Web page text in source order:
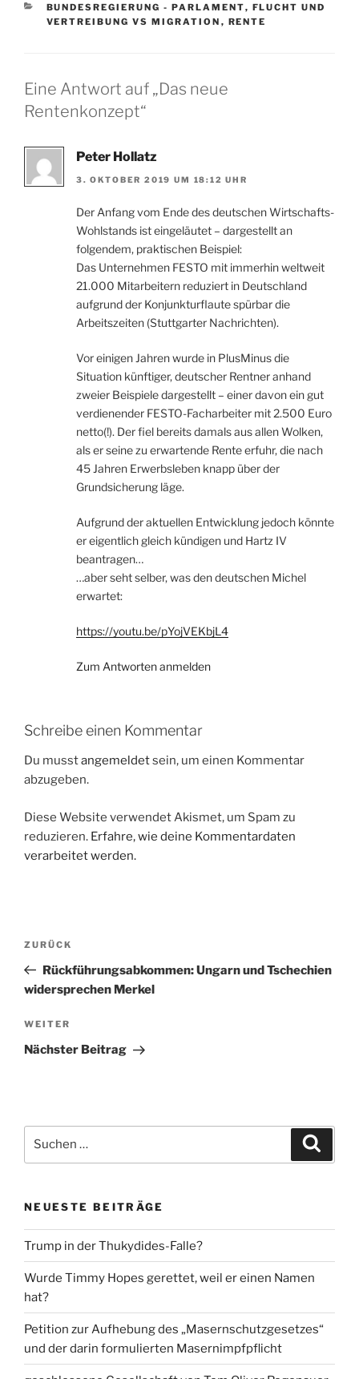
KATEGORIEN
BUNDESREGIERUNG - PARLAMENT, FLUCHT UND
VERTREIBUNG VS MIGRATION , RENTE
Eine Antwort auf „Das neue
Rentenkonzept“
Peter Hollatz
3. OKTOBER 2019 UM 18:12 UHR
Der Anfang vom Ende des deutschen Wirtschafts-
Wohlstands ist eingeläutet – dargestellt an
folgendem, praktischen Beispiel:
Das Unternehmen FESTO mit immerhin weltweit
21.000 Mitarbeitern reduziert in Deutschland
aufgrund der Konjunkturflaute spürbar die
Arbeitszeiten (Stuttgarter Nachrichten).
Vor einigen Jahren wurde in PlusMinus die
Situation künftiger, deutscher Rentner anhand
zweier Beispiele dargestellt – einer davon ein gut
verdienender FESTO-Facharbeiter mit 2.500 Euro
netto(!). Der fiel bereits damals aus allen Wolken,
als er seine zu erwartende Rente erfuhr, die nach
45 Jahren Erwerbsleben knapp über der
Grundsicherung läge.
Aufgrund der aktuellen Entwicklung jedoch könnte
er eigentlich gleich kündigen und Hartz IV
beantragen…
…aber seht selber, was den deutschen Michel
erwartet:
https://youtu.be/pYojVEKbjL4
Zum Antworten anmelden
Schreibe einen Kommentar
Du musstangemeldetsein, um einen Kommentar
abzugeben.
Diese Website verwendet Akismet, um Spam zu
reduzieren. Erfahre, wie deine Kommentardaten
verarbeitet werden.
Beitragsnavigation
Vorheriger
Beitrag
ZURÜCK
Rückführungsabkommen: Ungarn und Tschechien
widersprechen Merkel
Nächster
Beitrag
WEITER
Nächster Beitrag
nach:
NEUESTE BEITRÄGE
Trump in der Thukydides-Falle?
Wurde Timmy Hopes gerettet, weil er einen Namen
hat?
Petition zur Aufhebung des „Masernschutzgesetzes“
und der darin formulierten Masernimpfpflicht